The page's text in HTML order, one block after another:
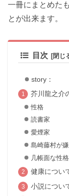
一冊にまとめた
とが出来ます。
目次
story：
芥川龍之介
性格
読書家
愛煙家
島崎藤村が
几帳面な性
健康につい
小説につい